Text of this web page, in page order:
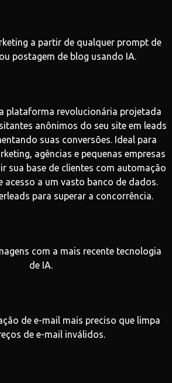
a partir de qualquer prompt de
postagem de blog usando IA.
plataforma revolucionária projetada
anônimos do seu site em leads
suas conversões. Ideal para
agências e pequenas empresas
sua base de clientes com automação
acesso a um vasto banco de dados.
para superar a concorrência.
com a mais recente tecnologia
de IA.
de e-mail mais preciso que limpa
de e-mail inválidos.